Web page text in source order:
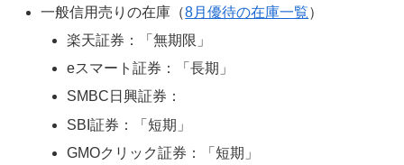
一般信用売りの在庫（8月優待の在庫一覧）
楽天証券：「無期限」
eスマート証券：「長期」
SMBC日興証券：
SBI証券：「短期」
GMOクリック証券：「短期」